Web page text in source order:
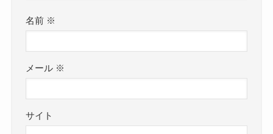
名前 ※
メール ※
サイト